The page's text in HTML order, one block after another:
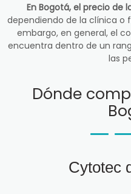
En Bogotá, el precio de
dependiendo de la clínica o
embargo, en general, el
encuentra dentro de un
las
Dónde
Cytotec